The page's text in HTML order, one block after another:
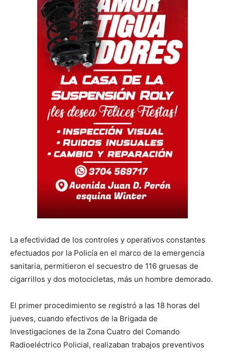
La efectividad de los controles y operativos constantes
efectuados por la Policía en el marco de la emergencia
sanitaria, permitieron el secuestro de 116 gruesas de
cigarrillos y dos motocicletas, más un hombre demorado.
El primer procedimiento se registró a las 18 horas del
jueves, cuando efectivos de la Brigada de
Investigaciones de la Zona Cuatro del Comando
Radioeléctrico Policial, realizaban trabajos preventivos